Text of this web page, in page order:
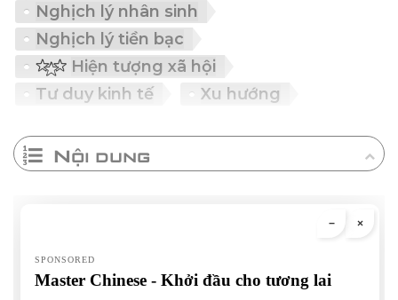
Nghịch lý nhân sinh
Nghịch lý tiền bạc
Hiện tượng xã hội
Tư duy kinh tế
Xu hướng
Nội dung